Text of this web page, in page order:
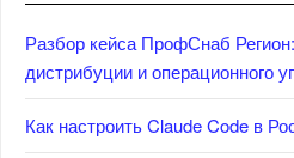
Разбор кейса ПрофСнаб
дистрибуции и операционного
Как настроить Claude Code в